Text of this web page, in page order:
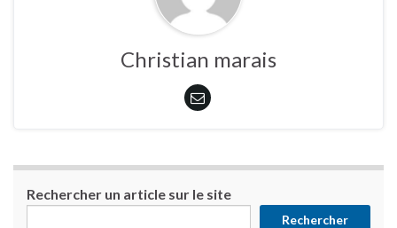
Christian marais
Rechercher un article sur le site
Rechercher